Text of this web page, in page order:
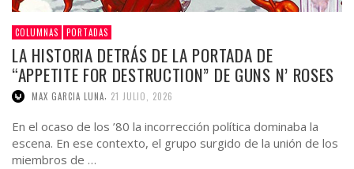
COLUMNAS PORTADAS
LA HISTORIA DETRÁS DE LA PORTADA DE
“APPETITE FOR DESTRUCTION” DE GUNS N’ ROSES
MAX GARCIA LUNA, 21 JULIO, 2026
En el ocaso de los ’80 la incorrección política dominaba la
escena. En ese contexto, el grupo surgido de la unión de los
miembros de …